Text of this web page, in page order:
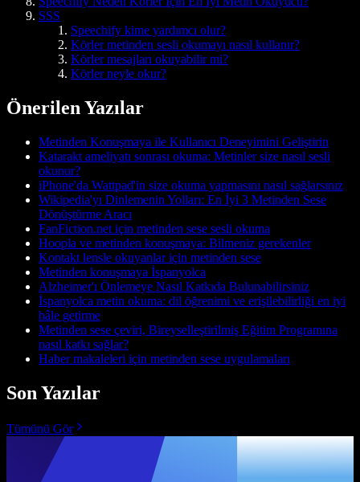
SSS
Speechify kime yardımcı olur?
Körler metinden sesli okumayı nasıl kullanır?
Körler mesajları okuyabilir mi?
Körler neyle okur?
Önerilen Yazılar
Metinden Konuşmaya ile Kullanıcı Deneyimini Geliştirin
Katarakt ameliyatı sonrası okuma: Metinler size nasıl sesli
okunur?
iPhone'da Wattpad'in size okuma yapmasını nasıl sağlarsınız
Wikipedia'yı Dinlemenin Yolları: En İyi 3 Metinden Sese
Dönüştürme Aracı
FanFiction.net için metinden sese sesli okuma
Hoopla ve metinden konuşmaya: Bilmeniz gerekenler
Kontakt lensle okuyanlar için metinden sese
Metinden konuşmaya İspanyolca
Alzheimer'ı Önlemeye Nasıl Katkıda Bulunabilirsiniz
İspanyolca metin okuma: dil öğrenimi ve erişilebilirliği en iyi
hâle getirme
Metinden sese çeviri, Bireyselleştirilmiş Eğitim Programına
nasıl katkı sağlar?
Haber makaleleri için metinden sese uygulamaları
Son Yazılar
Tümünü Gör